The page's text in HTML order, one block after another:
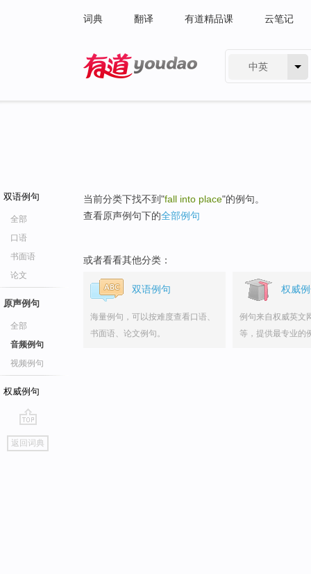
词典 翻译 有道精品课 云笔记
中英
双语例句
全部
口语
书面语
论文
原声例句
全部
音频例句
视频例句
权威例句
go
top
返回词典
当前分类下找不到"fall into place"的例句。
查看原声例句下的全部例句
或者看看其他分类：
双语例句
海量例句，可以按难度查看口语、
书面语、论文例句。
权威
例句来自权威英文
等，提供最专业的